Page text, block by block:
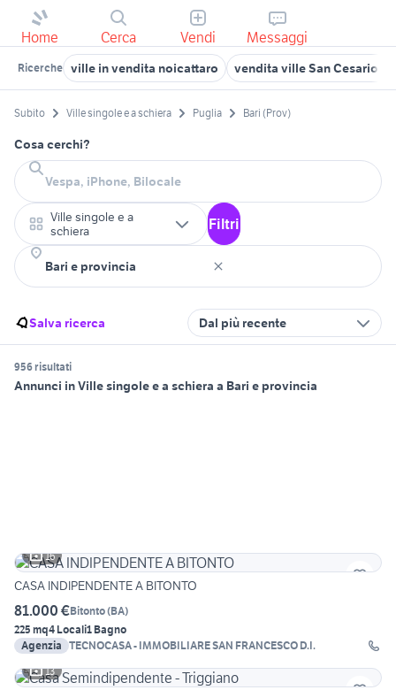
Home Cerca Vendi Messaggi
Ricerche ville in vendita noicattaro vendita ville San Cesario di
Subito Ville singole e a schiera Puglia Bari (Prov)
Cosa cerchi?
Ville singole e a
schiera
Filtri
Salva ricerca Dal più recente
956 risultati
Annunci in Ville singole e a schiera a Bari e provincia
16
CASA INDIPENDENTE A BITONTO
81.000 €Bitonto(BA)
225 mq4 Locali1 Bagno
Agenzia TECNOCASA - IMMOBILIARE SAN FRANCESCO D.I.
13